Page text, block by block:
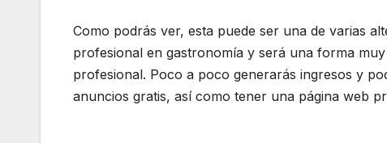
Como podrás ver, esta puede ser una de varias
profesional en gastronomía y será una forma
profesional. Poco a poco generarás ingresos y
anuncios gratis, así como tener una página web